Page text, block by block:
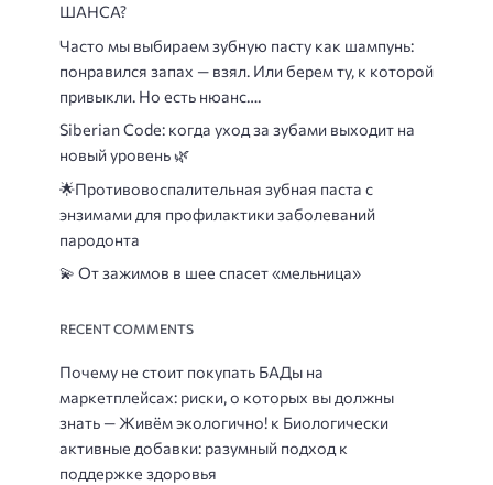
ШАНСА?
Часто мы выбираем зубную пасту как шампунь:
понравился запах — взял. Или берем ту, к которой
привыкли. Но есть нюанс….
Siberian Code: когда уход за зубами выходит на
новый уровень 🌿
🌟Противовоспалительная зубная паста с
энзимами для профилактики заболеваний
пародонта
💫 От зажимов в шее спасет «мельница»
RECENT COMMENTS
Почему не стоит покупать БАДы на
маркетплейсах: риски, о которых вы должны
знать — Живём экологично! к Биологически
активные добавки: разумный подход к
поддержке здоровья